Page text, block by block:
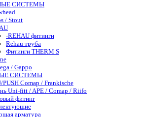
СИСТЕМЫ
/ Stout
-REHAU фитинги
Rehau труба
Фитинги THERM S
/ Gappo
СИСТЕМЫ
PUSH Comap / Frankische
Uni-fitt / APE / Comap / Riifo
фитинг
арматура